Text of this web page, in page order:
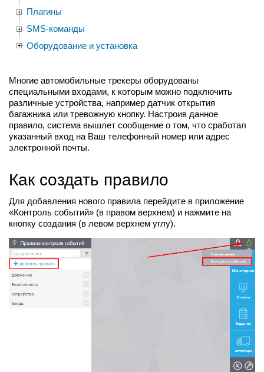
Плагины
SMS-команды
Оборудование и установка
Многие автомобильные трекеры оборудованы
специальными входами, к которым можно подключить
различные устройства, например датчик открытия
багажника или тревожную кнопку. Настроив данное
правило, система вышлет сообщение о том, что сработал
указанный вход на Ваш телефонный номер или адрес
электронной почты.
Как создать правило
Для добавления нового правила перейдите в приложение
«Контроль событий» (в правом верхнем) и нажмите на
кнопку создания (в левом верхнем углу).